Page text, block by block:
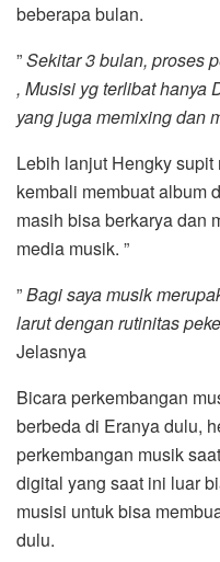
beberapa bulan.
”Sekitar 3 bulan, proses
, Musisi yg terlibat hanya
yang juga memixing dan
Lebih lanjut Hengky
kembali membuat album
masih bisa berkarya dan
media musik. ”
”Bagi saya musik
larut dengan rutinitas
Jelasnya
Bicara perkembangan
berbeda di Eranya dulu,
perkembangan musik
digital yang saat ini luar
musisi untuk bisa
dulu.